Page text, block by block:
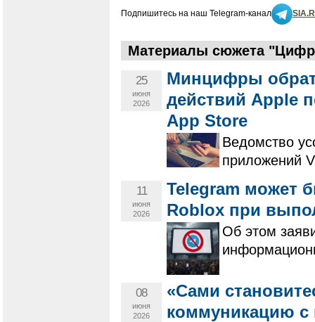
Подпишитесь на наш Telegram-канал
Материалы сюжета
25
июня
2026
Минцифры
действий Apple
App Store
Ведомство
приложений
11
июня
2026
Telegram может
Roblox при
Об этом
08
июня
2026
«Сами
коммуникацию с